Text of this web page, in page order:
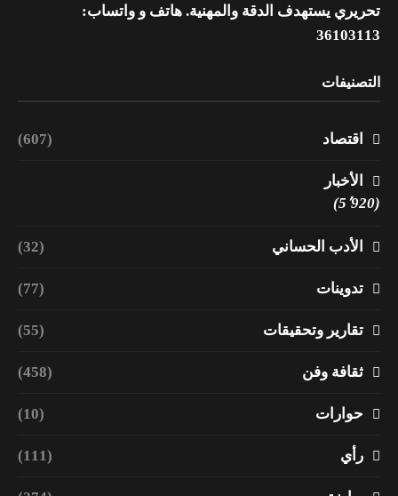
تحريري يستهدف الدقة والمهنية. هاتف و واتساب:
36103113
التصنيفات
اقتصاد (607)
الأخبار
(5٬920)
الأدب الحساني (32)
تدوينات (77)
تقارير وتحقيقات (55)
ثقافة وفن (458)
حوارات (10)
رأي (111)